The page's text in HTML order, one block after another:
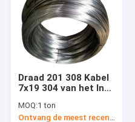
Draad 201 308 Kabel
7x19 304 van het Inox
Roestvrije staal
MOQ:1 ton